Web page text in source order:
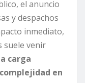
el anuncio
y despachos
inmediato,
suele venir
carga
en